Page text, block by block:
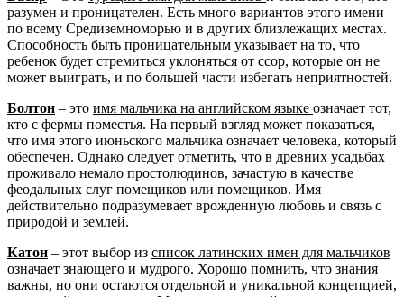
разумен и проницателен. Есть много вариантов этого имени
по всему Средиземноморью и в других близлежащих местах.
Способность быть проницательным указывает на то, что
ребенок будет стремиться уклоняться от ссор, которые он не
может выиграть, и по большей части избегать неприятностей.
Болтон – это имя мальчика на английском языке означает тот,
кто с фермы поместья. На первый взгляд может показаться,
что имя этого июньского мальчика означает человека, который
обеспечен. Однако следует отметить, что в древних усадьбах
проживало немало простолюдинов, зачастую в качестве
феодальных слуг помещиков или помещиков. Имя
действительно подразумевает врожденную любовь и связь с
природой и землей.
Катон – этот выбор из список латинских имен для мальчиков
означает знающего и мудрого. Хорошо помнить, что знания
важны, но они остаются отдельной и уникальной концепцией,